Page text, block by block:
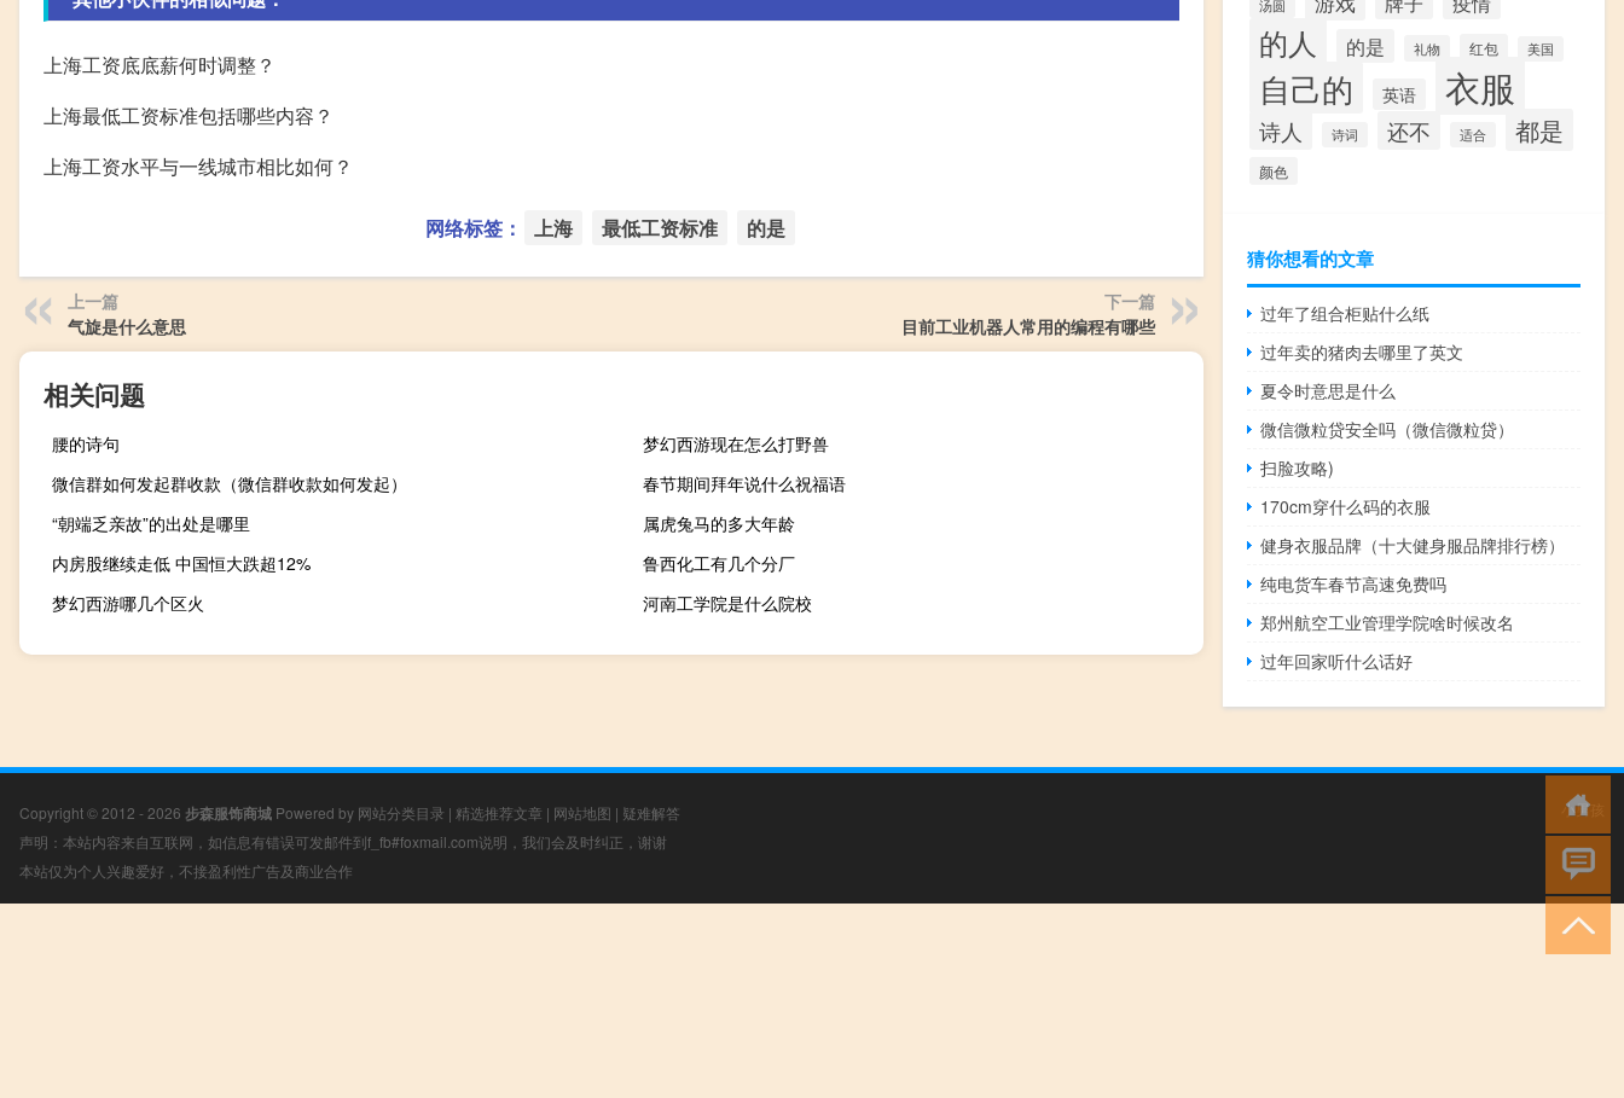
上海工资底底薪何时调整？
上海最低工资标准包括哪些内容？
上海工资水平与一线城市相比如何？
网络标签： 上海 最低工资标准 的是
上一篇
气旋是什么意思
下一篇
目前工业机器人常用的编程有哪些
相关问题
腰的诗句
梦幻西游现在怎么打野兽
微信群如何发起群收款（微信群收款如何发起）
春节期间拜年说什么祝福语
“朝端乏亲故”的出处是哪里
属虎兔马的多大年龄
内房股继续走低 中国恒大跌超12%
鲁西化工有几个分厂
梦幻西游哪几个区火
河南工学院是什么院校
汤圆
的人 的是 礼物 红包 美国
自己的 英语 衣服
诗人 诗词 还不 适合 都是
颜色
猜你想看的文章
过年了组合柜贴什么纸
过年卖的猪肉去哪里了英文
夏令时意思是什么
微信微粒贷安全吗（微信微粒贷）
扫脸攻略)
170cm穿什么码的衣服
健身衣服品牌（十大健身服品牌排行榜）
纯电货车春节高速免费吗
郑州航空工业管理学院啥时候改名
过年回家听什么话好
Copyright © 2012 - 2026 步森服饰商城 Powered by 网站分类目录 | 精选推荐文章 | 网站地图 | 疑难解答
声明：本站内容来自互联网，如信息有错误可发邮件到f_fb#foxmail.com说明，我们会及时纠正，谢谢
本站仅为个人兴趣爱好，不接盈利性广告及商业合作
小男孩